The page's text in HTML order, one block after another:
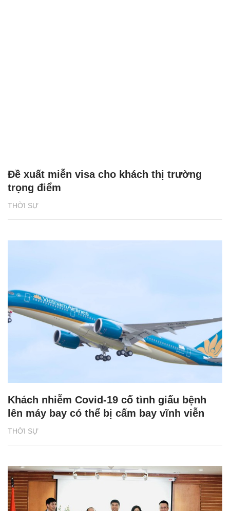
THỜI SỰ
Đề xuất miễn visa cho khách thị trường
trọng điểm
THỜI SỰ
Khách nhiễm Covid-19 cố tình giấu bệnh
lên máy bay có thể bị cấm bay vĩnh viễn